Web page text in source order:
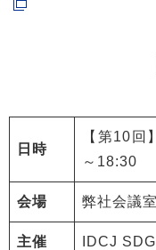
日時
【第10
～18:30
会場 弊社会議
主催 IDCJ